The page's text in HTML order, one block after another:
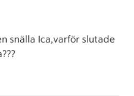
snälla Ica,varför slutade